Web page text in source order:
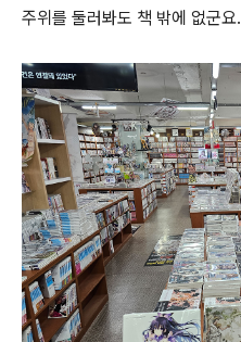
주위를 둘러봐도 책 밖에 없군요.